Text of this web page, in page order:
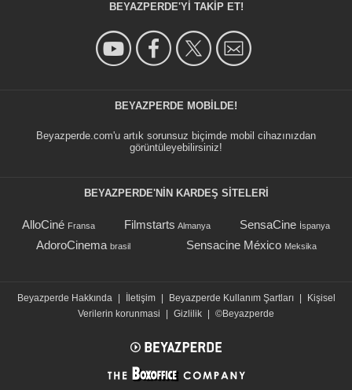
BEYAZPERDE'YI TAKIP ET!
BEYAZPERDE MOBILDE!
Beyazperde.com'u artık sorunsuz biçimde mobil cihazınızdan
görüntüleyebilirsiniz!
BEYAZPERDE'NIN KARDEŞ SİTELERİ
AlloCiné Fransa Filmstarts Almanya SensaCine İspanya
AdoroCinema brasil Sensacine México Meksika
Beyazperde Hakkında İletişim Beyazperde Kullanım Şartları
Kişisel
Verilerin korunmasi
Gizlilik ©Beyazperde